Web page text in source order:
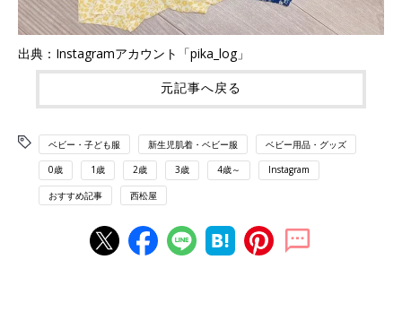
出典：Instagramアカウント「pika_log」
元記事へ戻る
ベビー・子ども服 新生児肌着・ベビー服 ベビー用品・グッズ
0歳 1歳 2歳 3歳 4歳～ Instagram
おすすめ記事 西松屋